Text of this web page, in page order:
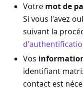
Votre mot de
Si vous l'avez
suivant la
Vos
identifiant
contact est